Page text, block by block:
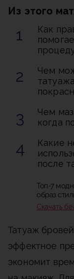
Из этого
Как
Чем
Чем
когда
Какие
после
Топ-7
образ
Скачать
Татуаж
эффектное
экономит